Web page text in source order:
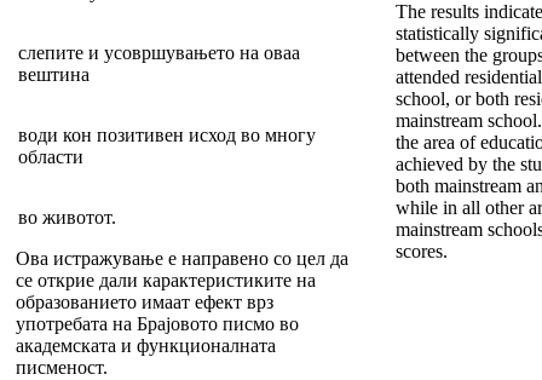
слепите и усовршувањето на оваа
вештина
води кон позитивен исход во многу
области
во животот.
Ова истражување е направено со цел да
се открие дали карактеристиките на
образованието имаат ефект врз
употребата на Брајовото писмо во
академската и функционалната
писменост.
The results
statistically
between the
attended
school, or both
mainstream
the area of
achieved by the
both mainstream
while in all other
mainstream
scores.